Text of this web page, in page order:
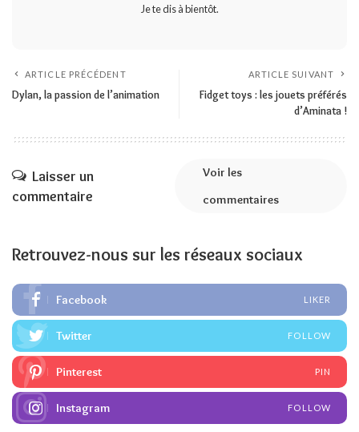
Je te dis à bientôt.
ARTICLE PRÉCÉDENT
Dylan, la passion de l’animation
ARTICLE SUIVANT
Fidget toys : les jouets préférés
d’Aminata !
Laisser un
commentaire
Voir les
commentaires
Retrouvez-nous sur les réseaux sociaux
Facebook LIKER
Twitter FOLLOW
Pinterest PIN
Instagram FOLLOW